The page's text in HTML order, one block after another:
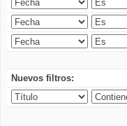
Nuevos filtros: